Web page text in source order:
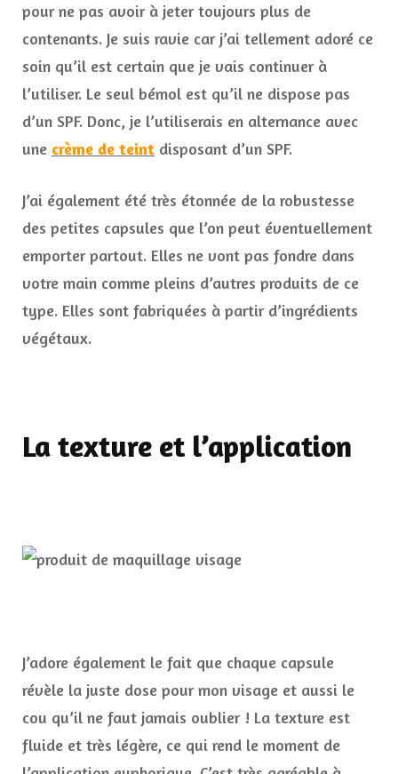
pour ne pas avoir à jeter toujours plus de
contenants. Je suis ravie car j’ai tellement adoré ce
soin qu’il est certain que je vais continuer à
l’utiliser. Le seul bémol est qu’il ne dispose pas
d’un SPF. Donc, je l’utiliserais en alternance avec
une crème de teint disposant d’un SPF.
J’ai également été très étonnée de la robustesse
des petites capsules que l’on peut éventuellement
emporter partout. Elles ne vont pas fondre dans
votre main comme pleins d’autres produits de ce
type. Elles sont fabriquées à partir d’ingrédients
végétaux.
La texture et l’application
J’adore également le fait que chaque capsule
révèle la juste dose pour mon visage et aussi le
cou qu’il ne faut jamais oublier ! La texture est
fluide et très légère, ce qui rend le moment de